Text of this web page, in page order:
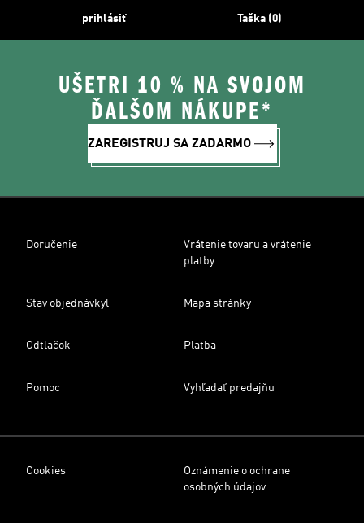
prihlásiť Taška (0)
UŠETRI 10 % NA SVOJOM
ĎALŠOM NÁKUPE*
ZAREGISTRUJ SA ZADARMO
Doručenie
Vrátenie tovaru a vrátenie
platby
Stav objednávkyl Mapa stránky
Odtlačok Platba
Pomoc Vyhľadať predajňu
Cookies
Oznámenie o ochrane
osobných údajov